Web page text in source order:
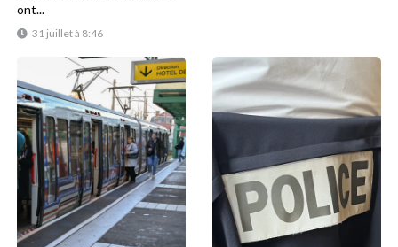
31 juillet à 8:46
ont...